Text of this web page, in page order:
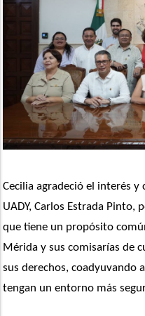
Cecilia agradeció el interés
UADY, Carlos Estrada Pinto,
que tiene un propósito
Mérida y sus comisarías de
sus derechos, coadyuvando
tengan un entorno más